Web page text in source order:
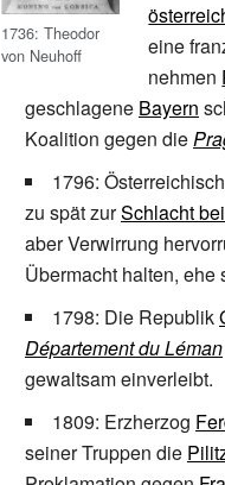
1736: Theodor
von Neuhoff
eine
nehmen
geschlagene Bayern
Koalition gegen die
1796:
zu spät zurSchlacht
aber Verwirrung
Übermacht halten,
1798: Die Republik
Département du Léman
gewaltsam einverleibt.
1809: Erzherzog
seiner Truppen die